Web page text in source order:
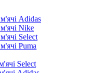
Adidas
Nike
Select
Puma
Select